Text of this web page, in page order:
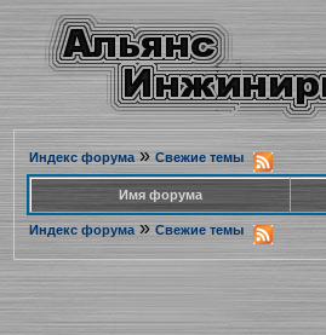
Индекс форума» Свежие темы
Имя форума
Индекс форума » Свежие темы